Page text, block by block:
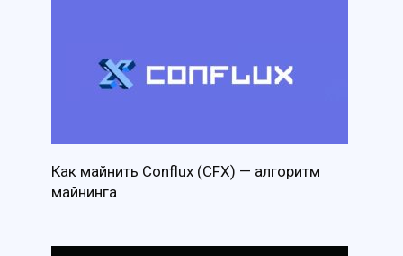
Как майнить Conflux (CFX) — алгоритм
майнинга